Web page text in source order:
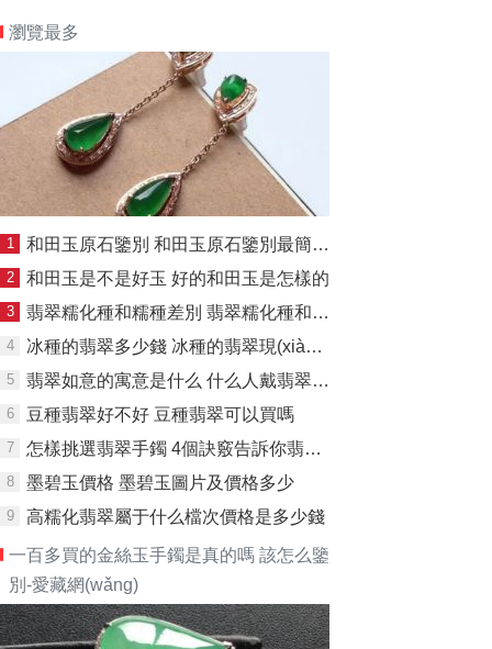
瀏覽最多
1 和田玉原石鑒別 和田玉原石鑒別最簡單方法
2 和田玉是不是好玉 好的和田玉是怎樣的
3 翡翠糯化種和糯種差別 翡翠糯化種和糯種有什么差別
4 冰種的翡翠多少錢 冰種的翡翠現(xiàn)在是什么價格
5 翡翠如意的寓意是什么 什么人戴翡翠如意好
6 豆種翡翠好不好 豆種翡翠可以買嗎
7 怎樣挑選翡翠手鐲 4個訣竅告訴你翡翠手鐲怎么挑
8 墨碧玉價格 墨碧玉圖片及價格多少
9 高糯化翡翠屬于什么檔次價格是多少錢
一百多買的金絲玉手鐲是真的嗎 該怎么鑒
別-愛藏網(wǎng)